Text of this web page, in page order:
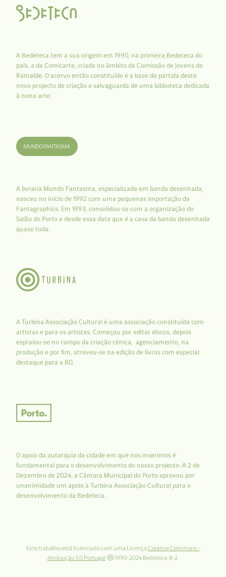
A Bedeteca tem a sua origem em 1990, na primeira Bedeteca do
país, a da Comicarte, criada no âmbito da Comissão de Jovens de
Ramalde. O acervo então constituído é a base de partida deste
novo projecto de criação e salvaguarda de uma biblioteca dedicada
à nona arte.
A livraria Mundo Fantasma, especializada em banda desenhada,
nasceu no início de 1992 com uma pequenas importação da
Fantagraphics. Em 1993, consolidou-se com a organização do
Salão do Porto e desde essa data que é a casa da banda desenhada
quase toda.
A Turbina Associação Cultural é uma associação constituída com
artistas e para os artistas. Começou por editar discos, depois
espraiou-se no campo da criação cénica, agenciamento, na
produção e por fim, atreveu-se na edição de livros com especial
destaque para a BD.
O apoio da autarquia da cidade em que nos inserimos é
fundamental para o desenvolvimento do nosso projecto: A 2 de
Dezembro de 2024, a Câmara Municipal do Porto aprovou por
unanimidade um apoio à Turbina Associação Cultural para o
desenvolvimento da Bedeteca.
Este trabalho está licenciado com uma Licença Creative Commons -
Atribuição 3.0 Portugal. 1990-2024 Bedeteca. B-2.